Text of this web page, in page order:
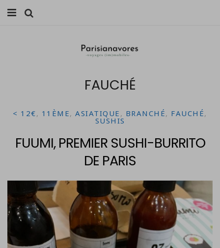
FAMILLE
VOYAGES
0 ITEMS -0,00€
FAUCHÉ
< 12€, 11ÈME,ASIATIQUE , BRANCHÉ, FAUCHÉ,
SUSHIS
FUUMI, PREMIER SUSHI-BURRITO
DE PARIS